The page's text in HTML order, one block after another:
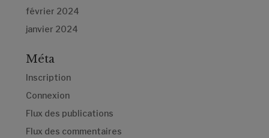
février 2024
janvier 2024
Méta
Inscription
Connexion
Flux des publications
Flux des commentaires